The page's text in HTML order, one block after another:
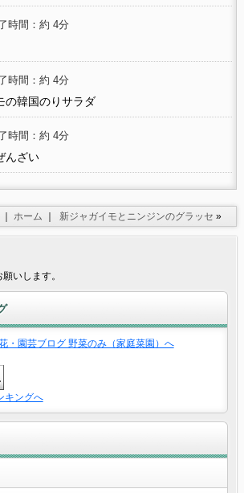
時間：約 4分
時間：約 4分
の韓国のりサラダ
時間：約 4分
んざい
｜ホーム ｜ 新ジャガイモとニンジンのグラッセ »
願いします。
キングへ